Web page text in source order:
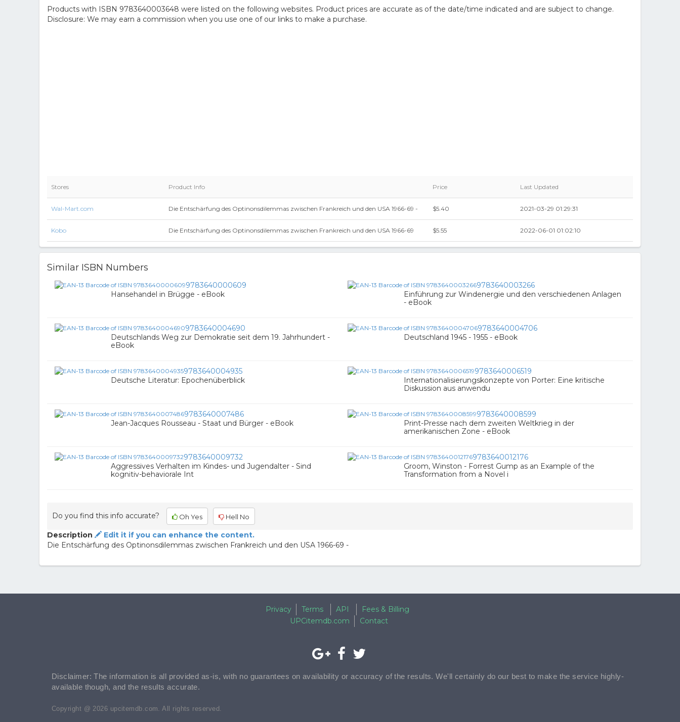
Products with ISBN 9783640003648 were listed on the following websites. Product prices are accurate as of the date/time indicated and are subject to change.
Disclosure: We may earn a commission when you use one of our links to make a purchase.
Stores Product Info Price Last Updated
Wal-Mart.com Die Entschärfung des Optinonsdilemmas zwischen Frankreich und den USA 1966-69 - $5.40 2021-03-29 01:29:31
Kobo Die Entschärfung des Optinonsdilemmas zwischen Frankreich und den USA 1966-69 $5.55 2022-06-01 01:02:10
Similar ISBN Numbers
9783640000609
Hansehandel in Brügge - eBook
9783640003266
Einführung zur Windenergie und den verschiedenen Anlagen
- eBook
9783640004690
Deutschlands Weg zur Demokratie seit dem 19. Jahrhundert -
eBook
9783640004706
Deutschland 1945 - 1955 - eBook
9783640004935
Deutsche Literatur: Epochenüberblick
9783640006519
Internationalisierungskonzepte von Porter: Eine kritische
Diskussion aus anwendu
9783640007486
Jean-Jacques Rousseau - Staat und Bürger - eBook
9783640008599
Print-Presse nach dem zweiten Weltkrieg in der
amerikanischen Zone - eBook
9783640009732
Aggressives Verhalten im Kindes- und Jugendalter - Sind
kognitiv-behaviorale Int
9783640012176
Groom, Winston - Forrest Gump as an Example of the
Transformation from a Novel i
Do you find this info accurate? Oh Yes Hell No
Description
Edit it if you can enhance the content.
Die Entschärfung des Optinonsdilemmas zwischen Frankreich und den USA 1966-69 -
Privacy Terms API
Fees & Billing
UPCitemdb.com
Contact
Disclaimer: The information is all provided as-is, with no guarantees on availability or accuracy of the results. We'll certainly do our best to make the service highly-
available though, and the results accurate.
Copyright @ 2026 upcitemdb.com. All rights reserved.